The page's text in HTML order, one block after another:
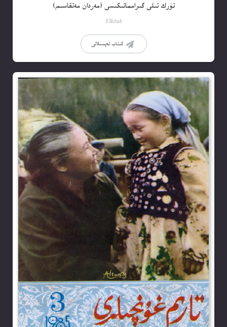
تۈرك تىلى گىرامماتىكىسى (مەردان مەتقاسىم)
Elkitab
كىتاب تەپسىلاتى